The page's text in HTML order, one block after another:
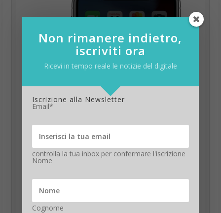
Non rimanere indietro,
iscriviti ora
Ricevi in tempo reale le notizie del digitale
Iscrizione alla Newsletter
Email*
controlla la tua inbox per confermare l'iscrizione
Nome
Cognome